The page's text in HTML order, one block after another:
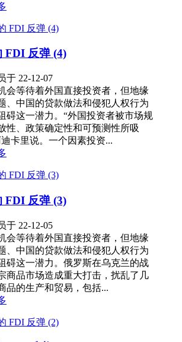
FDI 反弹 (4)
于 22-12-07
会等待着外国直接投资者，但地缘
、中国的贷款做法和侵犯人权行为
碍这一潜力。“外国投资者被市场规
性、政策确定性和可预测性所吸
卡里说。一个因素投资...
FDI 反弹 (3)
于 22-12-05
会等待着外国直接投资者，但地缘
、中国的贷款做法和侵犯人权行为
碍这一潜力。俄罗斯在乌克兰的战
商品市场造成重大打击，扰乱了几
品的生产和贸易，包括...